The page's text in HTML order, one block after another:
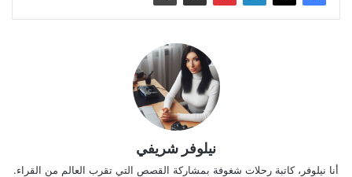
نیلوفر شريفي
أنا نیلوفر، كاتبة رحلات شغوفة بمشاركة القصص التي تقرب العالم من القراء.